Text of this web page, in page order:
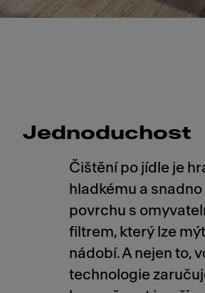
Jednoduchost
Čištění po jídle je
hladkému a
povrchu s
filtrem, který lze
nádobí. A nejen to,
technologie